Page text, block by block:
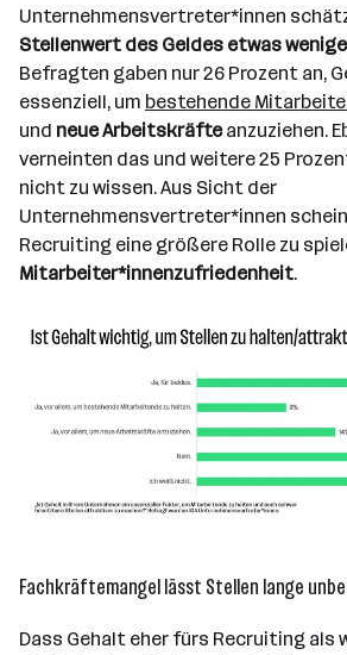
Unternehmensvertreter*innen
Stellenwert des Geldes etwas
Befragten gaben nur 26 Prozent an,
essenziell, um bestehende
und neue Arbeitskräfteanzuziehen.
verneinten das und weitere 25
nicht zu wissen. Aus Sicht der
Unternehmensvertreter*innen
Recruiting eine größere Rolle zu
Mitarbeiter*innenzufriedenheit.
Fachkräftemangel lässt Stellen lange
Dass Gehalt eher fürs Recruiting